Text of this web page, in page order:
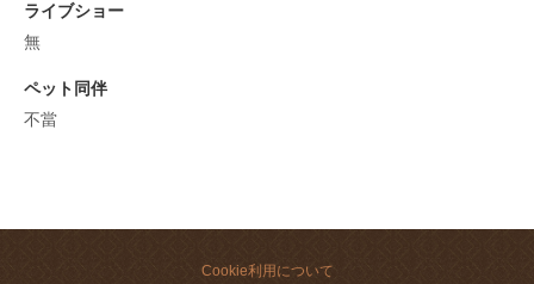
ライブショー
無
ペット同伴
不當
Cookie利用について